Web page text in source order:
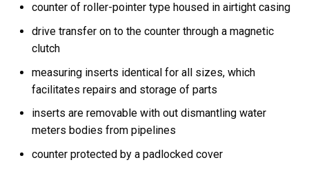
counter of roller-pointer type housed in airtight casing
drive transfer on to the counter through a magnetic
clutch
measuring inserts identical for all sizes, which
facilitates repairs and storage of parts
inserts are removable with out dismantling water
meters bodies from pipelines
counter protected by a padlocked cover